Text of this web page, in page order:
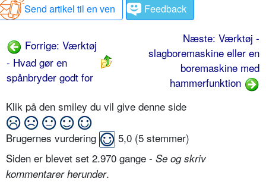
Send artikel til en ven
Feedback
Forrige: Værktøj
- Hvad gør en
spånbryder godt for
Næste: Værktøj -
slagboremaskine eller en
boremaskine med
hammerfunktion
Klik på den smiley du vil give denne side
Brugernes vurdering 5,0 (5 stemmer)
Siden er blevet set 2.970 gange - Se og skriv
kommentarer herunder.